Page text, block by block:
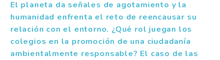
El planeta da señales de agotamiento y la
humanidad enfrenta el reto de reencausar su
relación con el entorno. ¿Qué rol juegan los
colegios en la promoción de una ciudadanía
ambientalmente responsable? El caso de las